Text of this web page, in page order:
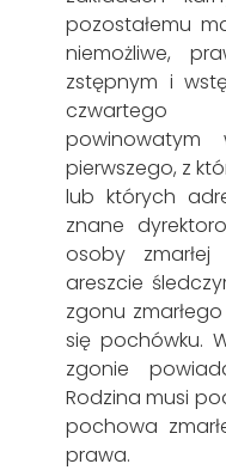
pozostałemu
niemożliwe,
zstępnym i
czwartego
pierwszego, z
lub których
znane
osoby
areszcie
zgonu
się pochówku.
zgonie
Rodzina musi
pochowa
prawa.